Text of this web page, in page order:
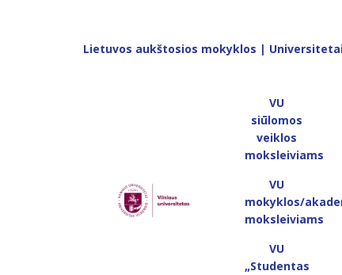
Lietuvos aukštosios mokyklos |
VU
siūlomos
veiklos
moksleiviams
VU
mokyklos/
moksleiviams
VU
„Studentas